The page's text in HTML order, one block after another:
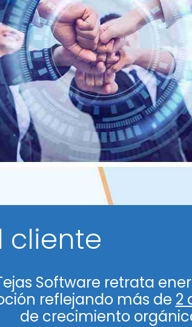
cliente
Software retrata
reflejando más de 2
de crecimiento